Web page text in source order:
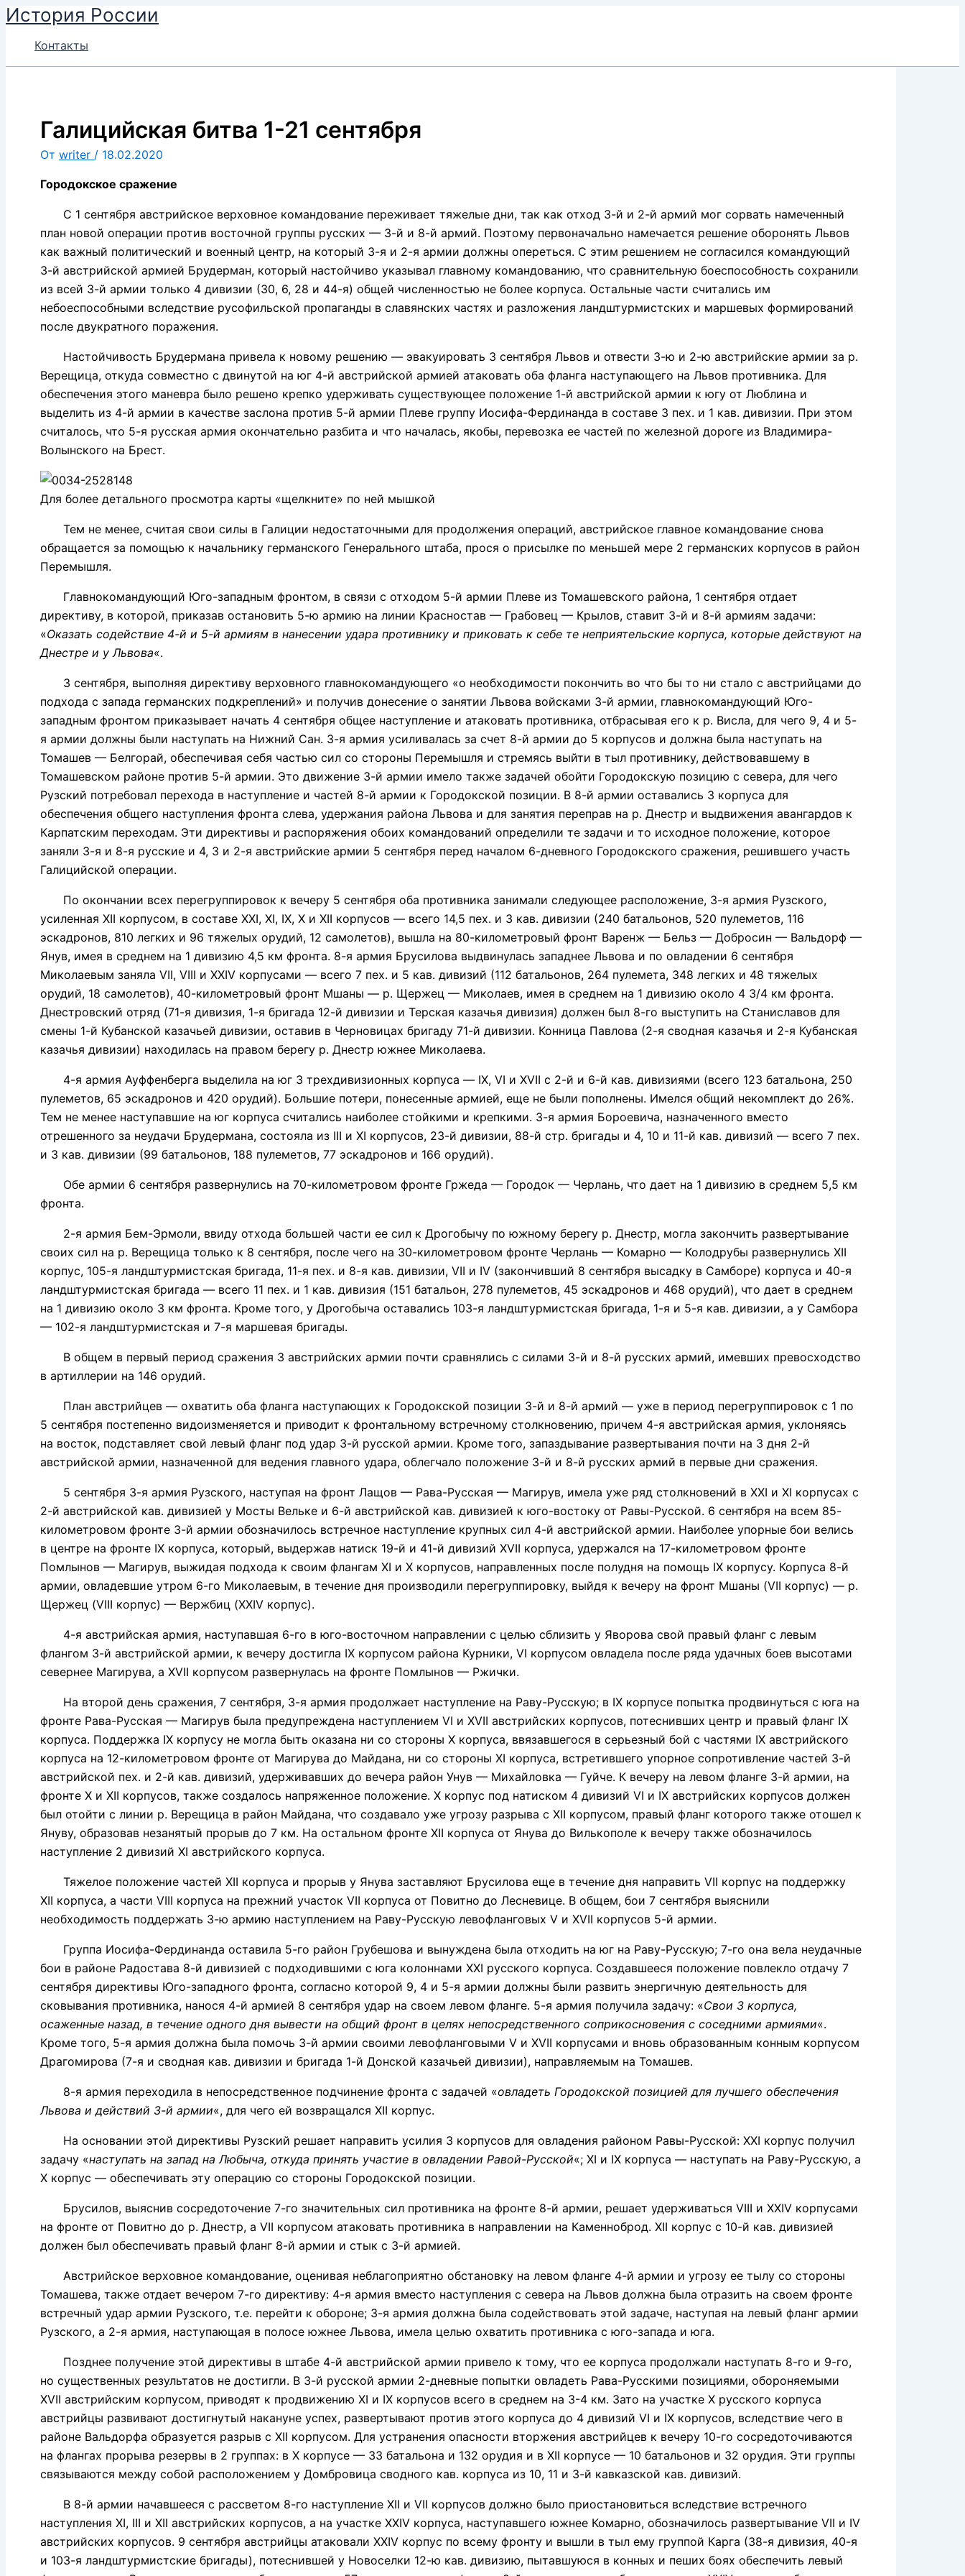
Перейти
содержимому
История России
Контакты
Галицийская битва 1-21 сентября
От writer / 18.02.2020
Городокское сражение
С 1 сентября австрийское верховное командование переживает тяжелые дни, так как отход 3-й и 2-й армий мог сорвать намеченный
план новой операции против восточной группы русских — 3-й и 8-й армий. Поэтому первоначально намечается решение оборонять Львов
как важный политический и военный центр, на который 3-я и 2-я армии должны опереться. С этим решением не согласился командующий
3-й австрийской армией Брудерман, который настойчиво указывал главному командованию, что сравнительную боеспособность сохранили
из всей 3-й армии только 4 дивизии (30, 6, 28 и 44-я) общей численностью не более корпуса. Остальные части считались им
небоеспособными вследствие русофильской пропаганды в славянских частях и разложения ландштурмистских и маршевых формирований
после двукратного поражения.
Настойчивость Брудермана привела к новому решению — эвакуировать 3 сентября Львов и отвести 3-ю и 2-ю австрийские армии за р.
Верещица, откуда совместно с двинутой на юг 4-й австрийской армией атаковать оба фланга наступающего на Львов противника. Для
обеспечения этого маневра было решено крепко удерживать существующее положение 1-й австрийской армии к югу от Люблина и
выделить из 4-й армии в качестве заслона против 5-й армии Плеве группу Иосифа-Фердинанда в составе 3 пех. и 1 кав. дивизии. При этом
считалось, что 5-я русская армия окончательно разбита и что началась, якобы, перевозка ее частей по железной дороге из Владимира-
Волынского на Брест.
Для более детального просмотра карты «щелкните» по ней мышкой
Тем не менее, считая свои силы в Галиции недостаточными для продолжения операций, австрийское главное командование снова
обращается за помощью к начальнику германского Генерального штаба, прося о присылке по меньшей мере 2 германских корпусов в район
Перемышля.
Главнокомандующий Юго-западным фронтом, в связи с отходом 5-й армии Плеве из Томашевского района, 1 сентября отдает
директиву, в которой, приказав остановить 5-ю армию на линии Красностав — Грабовец — Крылов, ставит 3-й и 8-й армиям задачи:
«Оказать содействие 4-й и 5-й армиям в нанесении удара противнику и приковать к себе те неприятельские корпуса, которые действуют на
Днестре и у Львова«.
3 сентября, выполняя директиву верховного главнокомандующего «о необходимости покончить во что бы то ни стало с австрийцами до
подхода с запада германских подкреплений» и получив донесение о занятии Львова войсками 3-й армии, главнокомандующий Юго-
западным фронтом приказывает начать 4 сентября общее наступление и атаковать противника, отбрасывая его к р. Висла, для чего 9, 4 и 5-
я армии должны были наступать на Нижний Сан. 3-я армия усиливалась за счет 8-й армии до 5 корпусов и должна была наступать на
Томашев — Белгорай, обеспечивая себя частью сил со стороны Перемышля и стремясь выйти в тыл противнику, действовавшему в
Томашевском районе против 5-й армии. Это движение 3-й армии имело также задачей обойти Городокскую позицию с севера, для чего
Рузский потребовал перехода в наступление и частей 8-й армии к Городокской позиции. В 8-й армии оставались 3 корпуса для
обеспечения общего наступления фронта слева, удержания района Львова и для занятия переправ на р. Днестр и выдвижения авангардов к
Карпатским переходам. Эти директивы и распоряжения обоих командований определили те задачи и то исходное положение, которое
заняли 3-я и 8-я русские и 4, 3 и 2-я австрийские армии 5 сентября перед началом 6-дневного Городокского сражения, решившего участь
Галицийской операции.
По окончании всех перегруппировок к вечеру 5 сентября оба противника занимали следующее расположение, 3-я армия Рузского,
усиленная XII корпусом, в составе XXI, XI, IX, X и XII корпусов — всего 14,5 пех. и 3 кав. дивизии (240 батальонов, 520 пулеметов, 116
эскадронов, 810 легких и 96 тяжелых орудий, 12 самолетов), вышла на 80-километровый фронт Варенж — Бельз — Добросин — Вальдорф —
Янув, имея в среднем на 1 дивизию 4,5 км фронта. 8-я армия Брусилова выдвинулась западнее Львова и по овладении 6 сентября
Миколаевым заняла VII, VIII и XXIV корпусами — всего 7 пех. и 5 кав. дивизий (112 батальонов, 264 пулемета, 348 легких и 48 тяжелых
орудий, 18 самолетов), 40-километровый фронт Мшаны — р. Щержец — Миколаев, имея в среднем на 1 дивизию около 4 3/4 км фронта.
Днестровский отряд (71-я дивизия, 1-я бригада 12-й дивизии и Терская казачья дивизия) должен был 8-го выступить на Станиславов для
смены 1-й Кубанской казачьей дивизии, оставив в Черновицах бригаду 71-й дивизии. Конница Павлова (2-я сводная казачья и 2-я Кубанская
казачья дивизии) находилась на правом берегу р. Днестр южнее Миколаева.
4-я армия Ауффенберга выделила на юг 3 трехдивизионных корпуса — IX, VI и XVII с 2-й и 6-й кав. дивизиями (всего 123 батальона, 250
пулеметов, 65 эскадронов и 420 орудий). Большие потери, понесенные армией, еще не были пополнены. Имелся общий некомплект до 26%.
Тем не менее наступавшие на юг корпуса считались наиболее стойкими и крепкими. 3-я армия Бороевича, назначенного вместо
отрешенного за неудачи Брудермана, состояла из III и XI корпусов, 23-й дивизии, 88-й стр. бригады и 4, 10 и 11-й кав. дивизий — всего 7 пех.
и 3 кав. дивизии (99 батальонов, 188 пулеметов, 77 эскадронов и 166 орудий).
Обе армии 6 сентября развернулись на 70-километровом фронте Гржеда — Городок — Черлань, что дает на 1 дивизию в среднем 5,5 км
фронта.
2-я армия Бем-Эрмоли, ввиду отхода большей части ее сил к Дрогобычу по южному берегу р. Днестр, могла закончить развертывание
своих сил на р. Верещица только к 8 сентября, после чего на 30-километровом фронте Черлань — Комарно — Колодрубы развернулись XII
корпус, 105-я ландштурмистская бригада, 11-я пех. и 8-я кав. дивизии, VII и IV (закончивший 8 сентября высадку в Самборе) корпуса и 40-я
ландштурмистская бригада — всего 11 пех. и 1 кав. дивизия (151 батальон, 278 пулеметов, 45 эскадронов и 468 орудий), что дает в среднем
на 1 дивизию около 3 км фронта. Кроме того, у Дрогобыча оставались 103-я ландштурмистская бригада, 1-я и 5-я кав. дивизии, а у Самбора
— 102-я ландштурмистская и 7-я маршевая бригады.
В общем в первый период сражения 3 австрийских армии почти сравнялись с силами 3-й и 8-й русских армий, имевших превосходство
в артиллерии на 146 орудий.
План австрийцев — охватить оба фланга наступающих к Городокской позиции 3-й и 8-й армий — уже в период перегруппировок с 1 по
5 сентября постепенно видоизменяется и приводит к фронтальному встречному столкновению, причем 4-я австрийская армия, уклоняясь
на восток, подставляет свой левый фланг под удар 3-й русской армии. Кроме того, запаздывание развертывания почти на 3 дня 2-й
австрийской армии, назначенной для ведения главного удара, облегчало положение 3-й и 8-й русских армий в первые дни сражения.
5 сентября 3-я армия Рузского, наступая на фронт Лащов — Рава-Русская — Магирув, имела уже ряд столкновений в XXI и XI корпусах с
2-й австрийской кав. дивизией у Мосты Вельке и 6-й австрийской кав. дивизией к юго-востоку от Равы-Русской. 6 сентября на всем 85-
километровом фронте 3-й армии обозначилось встречное наступление крупных сил 4-й австрийской армии. Наиболее упорные бои велись
в центре на фронте IX корпуса, который, выдержав натиск 19-й и 41-й дивизий XVII корпуса, удержался на 17-километровом фронте
Помлынов — Магирув, выжидая подхода к своим флангам XI и X корпусов, направленных после полудня на помощь IX корпусу. Корпуса 8-й
армии, овладевшие утром 6-го Миколаевым, в течение дня производили перегруппировку, выйдя к вечеру на фронт Мшаны (VII корпус) — р.
Щержец (VIII корпус) — Вержбиц (XXIV корпус).
4-я австрийская армия, наступавшая 6-го в юго-восточном направлении с целью сблизить у Яворова свой правый фланг с левым
флангом 3-й австрийской армии, к вечеру достигла IX корпусом района Курники, VI корпусом овладела после ряда удачных боев высотами
севернее Магирува, а XVII корпусом развернулась на фронте Помлынов — Ржички.
На второй день сражения, 7 сентября, 3-я армия продолжает наступление на Раву-Русскую; в IX корпусе попытка продвинуться с юга на
фронте Рава-Русская — Магирув была предупреждена наступлением VI и XVII австрийских корпусов, потеснивших центр и правый фланг IX
корпуса. Поддержка IX корпусу не могла быть оказана ни со стороны X корпуса, ввязавшегося в серьезный бой с частями IX австрийского
корпуса на 12-километровом фронте от Магирува до Майдана, ни со стороны XI корпуса, встретившего упорное сопротивление частей 3-й
австрийской пех. и 2-й кав. дивизий, удерживавших до вечера район Унув — Михайловка — Гуйче. К вечеру на левом фланге 3-й армии, на
фронте X и XII корпусов, также создалось напряженное положение. X корпус под натиском 4 дивизий VI и IX австрийских корпусов должен
был отойти с линии р. Верещица в район Майдана, что создавало уже угрозу разрыва с XII корпусом, правый фланг которого также отошел к
Януву, образовав незанятый прорыв до 7 км. На остальном фронте XII корпуса от Янува до Вилькополе к вечеру также обозначилось
наступление 2 дивизий XI австрийского корпуса.
Тяжелое положение частей XII корпуса и прорыв у Янува заставляют Брусилова еще в течение дня направить VII корпус на поддержку
XII корпуса, а части VIII корпуса на прежний участок VII корпуса от Повитно до Лесневице. В общем, бои 7 сентября выяснили
необходимость поддержать 3-ю армию наступлением на Раву-Русскую левофланговых V и XVII корпусов 5-й армии.
Группа Иосифа-Фердинанда оставила 5-го район Грубешова и вынуждена была отходить на юг на Раву-Русскую; 7-го она вела неудачные
бои в районе Радостава 8-й дивизией с подходившими с юга колоннами XXI русского корпуса. Создавшееся положение повлекло отдачу 7
сентября директивы Юго-западного фронта, согласно которой 9, 4 и 5-я армии должны были развить энергичную деятельность для
сковывания противника, нанося 4-й армией 8 сентября удар на своем левом фланге. 5-я армия получила задачу: «Свои 3 корпуса,
осаженные назад, в течение одного дня вывести на общий фронт в целях непосредственного соприкосновения с соседними армиями«.
Кроме того, 5-я армия должна была помочь 3-й армии своими левофланговыми V и XVII корпусами и вновь образованным конным корпусом
Драгомирова (7-я и сводная кав. дивизии и бригада 1-й Донской казачьей дивизии), направляемым на Томашев.
8-я армия переходила в непосредственное подчинение фронта с задачей «овладеть Городокской позицией для лучшего обеспечения
Львова и действий 3-й армии«, для чего ей возвращался XII корпус.
На основании этой директивы Рузский решает направить усилия 3 корпусов для овладения районом Равы-Русской: XXI корпус получил
задачу «наступать на запад на Любыча, откуда принять участие в овладении Равой-Русской«; XI и IX корпуса — наступать на Раву-Русскую, а
X корпус — обеспечивать эту операцию со стороны Городокской позиции.
Брусилов, выяснив сосредоточение 7-го значительных сил противника на фронте 8-й армии, решает удерживаться VIII и XXIV корпусами
на фронте от Повитно до р. Днестр, а VII корпусом атаковать противника в направлении на Каменноброд. XII корпус с 10-й кав. дивизией
должен был обеспечивать правый фланг 8-й армии и стык с 3-й армией.
Австрийское верховное командование, оценивая неблагоприятно обстановку на левом фланге 4-й армии и угрозу ее тылу со стороны
Томашева, также отдает вечером 7-го директиву: 4-я армия вместо наступления с севера на Львов должна была отразить на своем фронте
встречный удар армии Рузского, т.е. перейти к обороне; 3-я армия должна была содействовать этой задаче, наступая на левый фланг армии
Рузского, а 2-я армия, наступающая в полосе южнее Львова, имела целью охватить противника с юго-запада и юга.
Позднее получение этой директивы в штабе 4-й австрийской армии привело к тому, что ее корпуса продолжали наступать 8-го и 9-го,
но существенных результатов не достигли. В 3-й русской армии 2-дневные попытки овладеть Рава-Русскими позициями, обороняемыми
XVII австрийским корпусом, приводят к продвижению XI и IX корпусов всего в среднем на 3-4 км. Зато на участке X русского корпуса
австрийцы развивают достигнутый накануне успех, развертывают против этого корпуса до 4 дивизий VI и IX корпусов, вследствие чего в
районе Вальдорфа образуется разрыв с XII корпусом. Для устранения опасности вторжения австрийцев к вечеру 10-го сосредоточиваются
на флангах прорыва резервы в 2 группах: в X корпусе — 33 батальона и 132 орудия и в XII корпусе — 10 батальонов и 32 орудия. Эти группы
связываются между собой расположением у Домбровица сводного кав. корпуса из 10, 11 и 3-й кавказской кав. дивизий.
В 8-й армии начавшееся с рассветом 8-го наступление XII и VII корпусов должно было приостановиться вследствие встречного
наступления XI, III и XII австрийских корпусов, а на участке XXIV корпуса, наступавшего южнее Комарно, обозначилось развертывание VII и IV
австрийских корпусов. 9 сентября австрийцы атаковали XXIV корпус по всему фронту и вышли в тыл ему группой Карга (38-я дивизия, 40-я
и 103-я ландштурмистские бригады), потеснившей у Новоселки 12-ю кав. дивизию, пытавшуюся в конных и пеших боях обеспечить левый